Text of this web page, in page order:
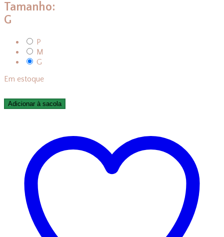
Tamanho:
G
P
M
G
Em estoque
Adicionar à sacola